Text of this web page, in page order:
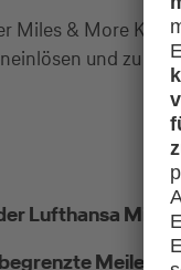
Miles & More
und zu
Lufthansa